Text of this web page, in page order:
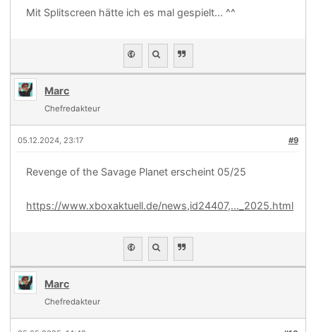
Mit Splitscreen hätte ich es mal gespielt... ^^
Marc
Chefredakteur
#9
05.12.2024, 23:17
Revenge of the Savage Planet erscheint 05/25
https://www.xboxaktuell.de/news,id24407,..._2025.html
Marc
Chefredakteur